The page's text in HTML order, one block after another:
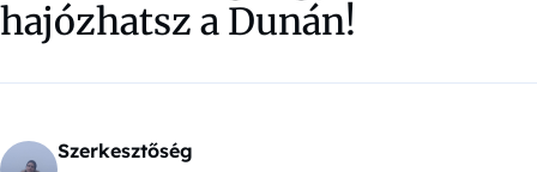
hajózhatsz a Dunán!
Szerkesztőség